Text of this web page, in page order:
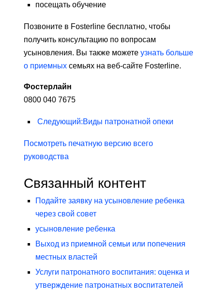
посещать обучение
Позвоните в Fosterline бесплатно, чтобы
получить консультацию по вопросам
усыновления. Вы также можете узнать больше
о приемных семьях на веб-сайте Fosterline.
Фостерлайн
0800 040 7675
Следующий:Виды патронатной опеки
Посмотреть печатную версию всего
руководства
Связанный контент
Подайте заявку на усыновление ребенка
через свой совет
усыновление ребенка
Выход из приемной семьи или попечения
местных властей
Услуги патронатного воспитания: оценка и
утверждение патронатных воспитателей